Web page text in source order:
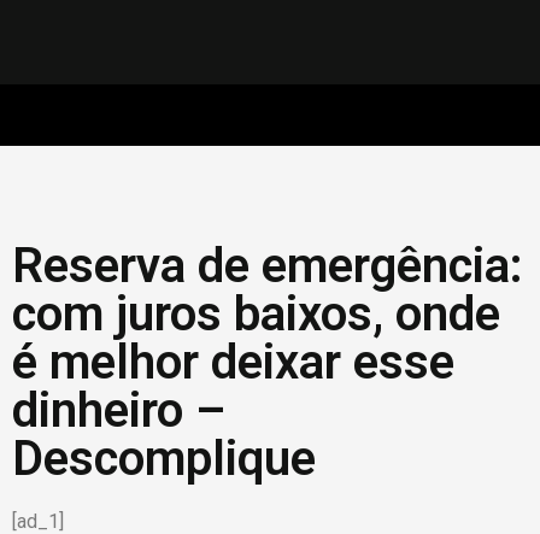
Reserva de emergência:
com juros baixos, onde
é melhor deixar esse
dinheiro –
Descomplique
[ad_1]